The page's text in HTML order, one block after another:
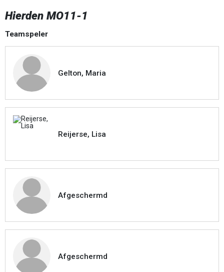
Hierden MO11-1
Teamspeler
Gelton, Maria
Reijerse, Lisa
Afgeschermd
Afgeschermd